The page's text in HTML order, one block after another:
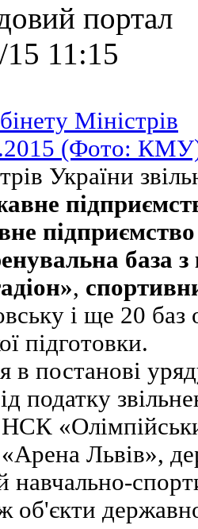
портал
11:15
України
база
,
і ще 20 баз
підготовки.
в постанові
податку
Львів»,
навчально-
об'єкти